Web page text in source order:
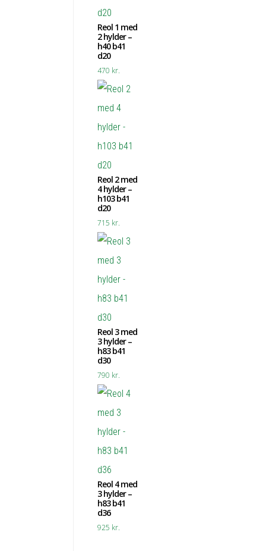
Reol 1 med
2 hylder –
h40 b41
d20
470 kr.
Reol 2 med
4 hylder –
h103 b41
d20
715 kr.
Reol 3 med
3 hylder –
h83 b41
d30
790 kr.
Reol 4 med
3 hylder –
h83 b41
d36
925 kr.